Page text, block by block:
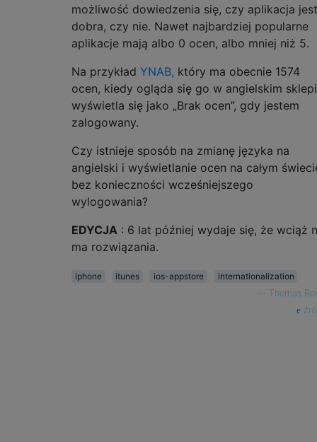
możliwość dowiedzenia się, czy aplikacja jest
dobra, czy nie. Nawet najbardziej popularne
aplikacje mają albo 0 ocen, albo mniej niż 5.
Na przykład YNAB, który ma obecnie 1574
ocen, kiedy ogląda się go w angielskim
wyświetla się jako „Brak ocen”, gdy jestem
zalogowany.
Czy istnieje sposób na zmianę języka na
angielski i wyświetlanie ocen na całym
bez konieczności wcześniejszego
wylogowania?
EDYCJA : 6 lat później wydaje się, że wciąż
ma rozwiązania.
iphone itunes ios-appstore
internationalization
Thomas